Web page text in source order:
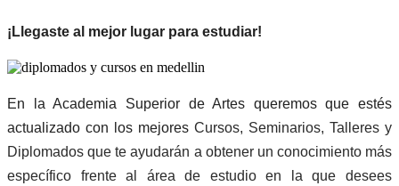
¡Llegaste al mejor lugar para estudiar!
En la Academia Superior de Artes queremos que estés
actualizado con los mejores Cursos, Seminarios, Talleres y
Diplomados que te ayudarán a obtener un conocimiento más
específico frente al área de estudio en la que desees